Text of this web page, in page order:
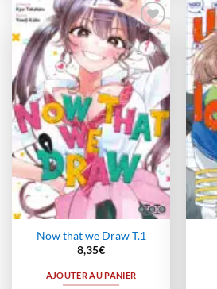
Ajouter
à la
wishlist
Now that we Draw T.1
8,35€
AJOUTER AU PANIER